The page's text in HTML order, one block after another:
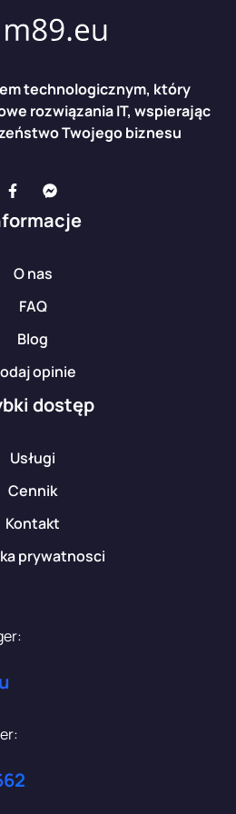
technologicznym, który
rozwiązania IT, wspierając
Twojego biznesu
O nas
FAQ
Blog
opinie
dostęp
Usługi
Cennik
Kontakt
prywatnosci